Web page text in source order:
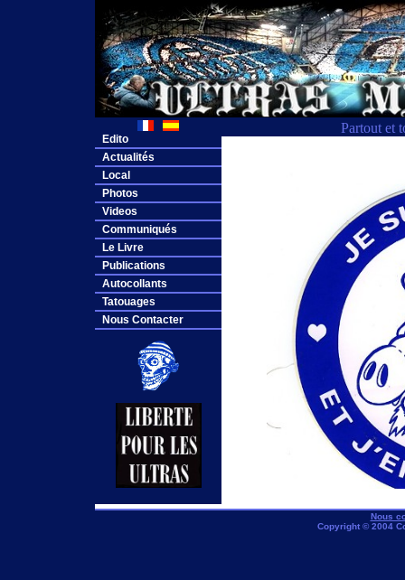
Partout et
Edito
Actualités
Local
Photos
Videos
Communiqués
Le Livre
Publications
Autocollants
Tatouages
Nous Contacter
Nous
Copyright © 2004